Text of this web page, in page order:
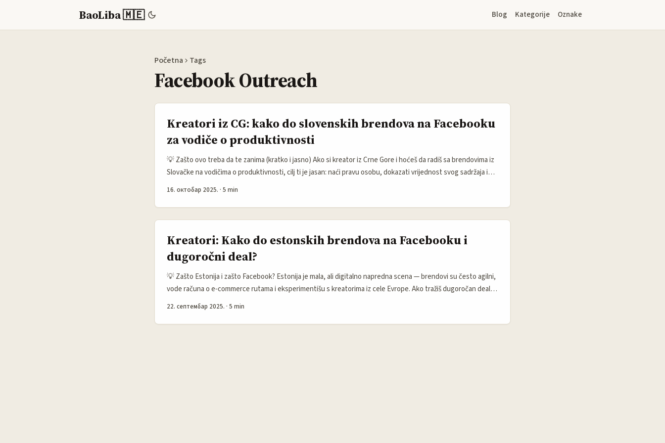
BaoLiba 🇲🇪 Blog Kategorije Oznake
Početna Tags
Facebook Outreach
Kreatori iz CG: kako do slovenskih brendova na Facebooku
za vodiče o produktivnosti
💡 Zašto ovo treba da te zanima (kratko i jasno) Ako si kreator iz Crne Gore i hoćeš da radiš sa brendovima iz
Slovačke na vodičima o produktivnosti, cilj ti je jasan: naći pravu osobu, dokazati vrijednost svog sadržaja i
ugovoriti jasne KPI-e. Lokalni brendovi u regionu brzo prave presjek između “brendirani video” i “praksa koja
16. октобар 2025. · 5 min
Kreatori: Kako do estonskih brendova na Facebooku i
dugoročni deal?
💡 Zašto Estonija i zašto Facebook? Estonija je mala, ali digitalno napredna scena — brendovi su često agilni,
vode računa o e‑commerce rutama i eksperimentišu s kreatorima iz cele Evrope. Ako tražiš dugoročan deal,
bitno je da razumeš lokalnu realnost: brendovi preferiraju predictable ROI, brzu komunikaciju i kreatore koji
brendove iz oblasti modе, tehnike i lifestyle-a — i koristan je kanal za pitch jer većina marketinških timova
22. септембар 2025. · 5 min